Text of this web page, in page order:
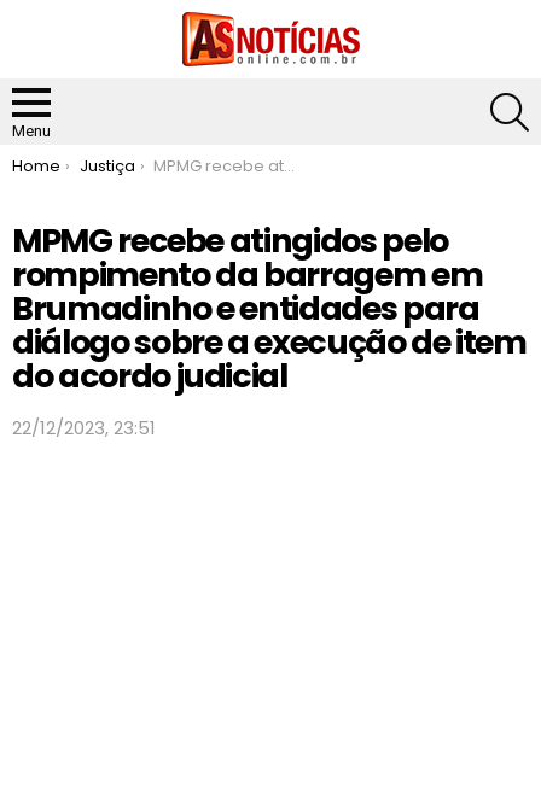
Menu
You are here:
Home Justiça MPMG recebe atingidos pelo rompimento da barragem em Brumadinho e entidades para diálogo sobre a execução de item do acordo judicial
MPMG recebe atingidos pelo
rompimento da barragem em
Brumadinho e entidades para
diálogo sobre a execução de item
do acordo judicial
22/12/2023, 23:51